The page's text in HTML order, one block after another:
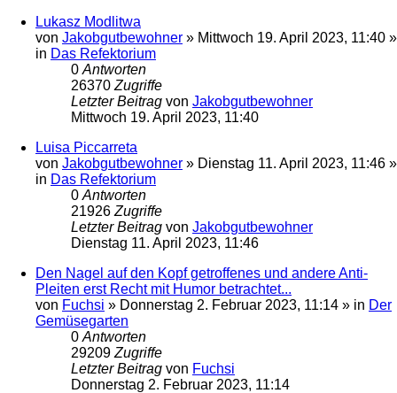
Lukasz Modlitwa
von Jakobgutbewohner » Mittwoch 19. April 2023, 11:40 »
in Das Refektorium
0 Antworten
26370 Zugriffe
Letzter Beitrag von Jakobgutbewohner
Mittwoch 19. April 2023, 11:40
Luisa Piccarreta
von Jakobgutbewohner » Dienstag 11. April 2023, 11:46 »
in Das Refektorium
0 Antworten
21926 Zugriffe
Letzter Beitrag von Jakobgutbewohner
Dienstag 11. April 2023, 11:46
Den Nagel auf den Kopf getroffenes und andere Anti-
Pleiten erst Recht mit Humor betrachtet...
von Fuchsi » Donnerstag 2. Februar 2023, 11:14 » in Der
Gemüsegarten
0 Antworten
29209 Zugriffe
Letzter Beitrag von Fuchsi
Donnerstag 2. Februar 2023, 11:14